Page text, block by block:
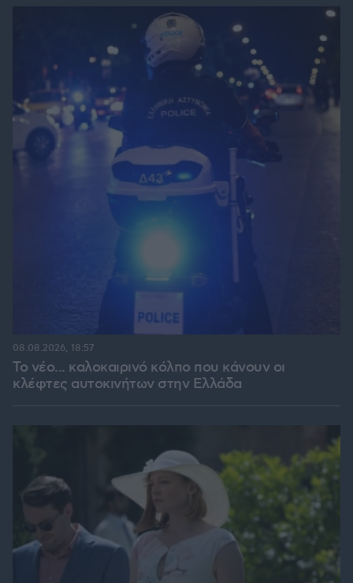
Το νέο... καλοκαιρινό κόλπο που κάνουν οι
κλέφτες αυτοκινήτων στην Ελλάδα
08.08.2026, 18:57